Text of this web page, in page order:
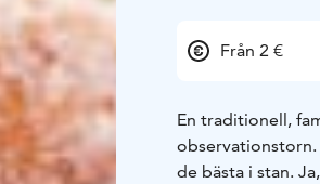
Från 2 €
En traditionell,
observationstorn.
de bästa i stan.